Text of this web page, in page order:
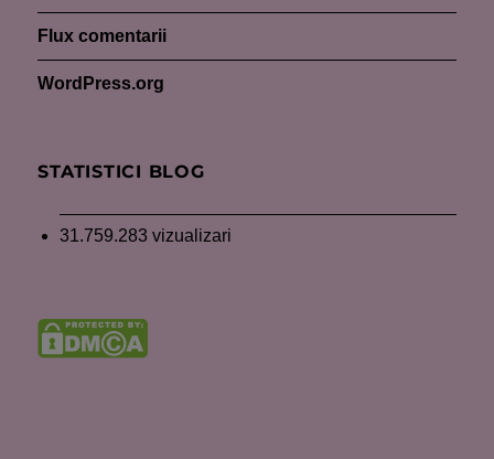
Flux comentarii
WordPress.org
STATISTICI BLOG
31.759.283 vizualizari